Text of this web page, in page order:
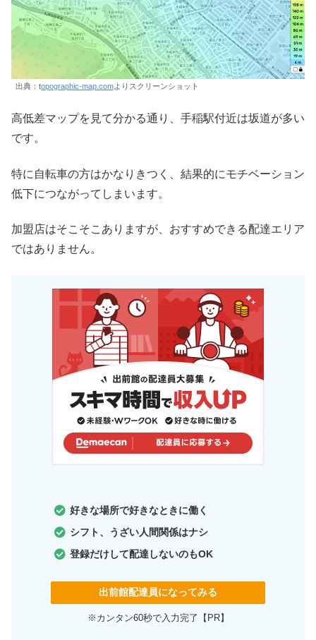
出典：topographic-map.comよりスクリーンショット
高低差マップを見て分かる通り、手稲駅付近は坂道が多い
です。
特に自転車の方はかなりきつく、結果的にモチベーション
低下につながってしまいます。
加盟店はそこそこありますが、おすすめできる配達エリア
ではありません。
好きな場所で好きなときに働く
シフト、うざい人間関係はナシ
登録だけして配達しないのもOK
出前館配達員になってみる
※カンタン60秒で入力完了【PR】